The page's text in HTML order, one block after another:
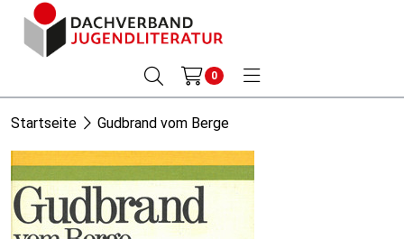
0
Startseite Gudbrand vom Berge